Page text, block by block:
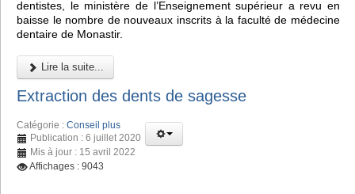
dentistes, le ministère de l’Enseignement supérieur a revu en
baisse le nombre de nouveaux inscrits à la faculté de médecine
dentaire de Monastir.
Lire la suite...
Extraction des dents de sagesse
Catégorie : Conseil plus
Publication : 6 juillet 2020
Mis à jour : 15 avril 2022
Affichages : 9043